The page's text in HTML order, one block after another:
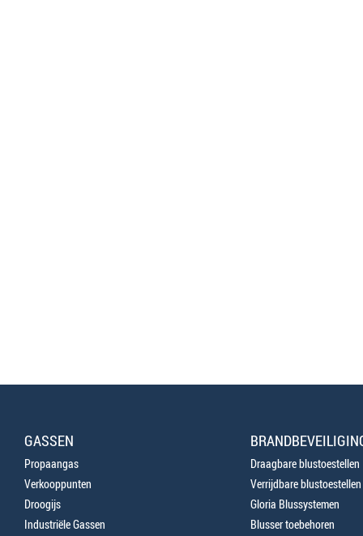
GASSEN
Propaangas
Verkooppunten
Droogijs
Industriële Gassen
Draagbare blustoestellen
Verrijdbare blustoestellen
Gloria Blussystemen
Blusser toebehoren